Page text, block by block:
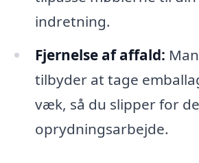
indretning.
Fjernelse af affald:
tilbyder at tage
væk, så du slipper for
oprydningsarbejde.